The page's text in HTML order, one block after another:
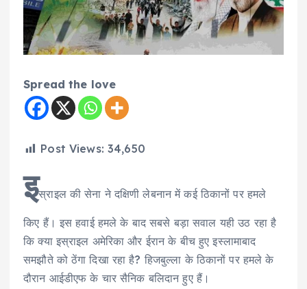
Spread the love
Post Views: 34,650
इस्राइल की सेना ने दक्षिणी लेबनान में कई ठिकानों पर हमले
किए हैं। इस हवाई हमले के बाद सबसे बड़ा सवाल यही उठ रहा है
कि क्या इस्राइल अमेरिका और ईरान के बीच हुए इस्लामाबाद
समझौते को ठेंगा दिखा रहा है? हिजबुल्ला के ठिकानों पर हमले के
दौरान आईडीएफ के चार सैनिक बलिदान हुए हैं।